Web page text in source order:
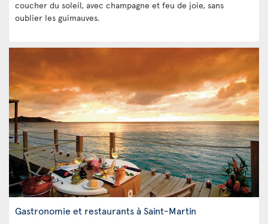
coucher du soleil, avec champagne et feu de joie, sans
oublier les guimauves.
Gastronomie et restaurants à Saint-Martin